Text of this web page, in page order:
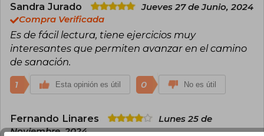
Sandra Jurado
Jueves 27 de Junio, 2024
Compra Verificada
Es de fácil lectura, tiene ejercicios muy
interesantes que permiten avanzar en el camino
de sanación.
1 Esta opinión es útil 0 No es útil
Fernando Linares
Lunes 25 de
Noviembre, 2024